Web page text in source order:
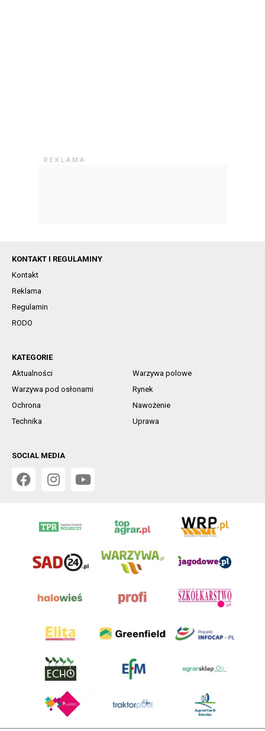
KONTAKT I REGULAMINY
Kontakt
Reklama
Regulamin
RODO
KATEGORIE
Aktualności
Warzywa polowe
Warzywa pod osłonami
Rynek
Ochrona
Nawożenie
Technika
Uprawa
SOCIAL MEDIA